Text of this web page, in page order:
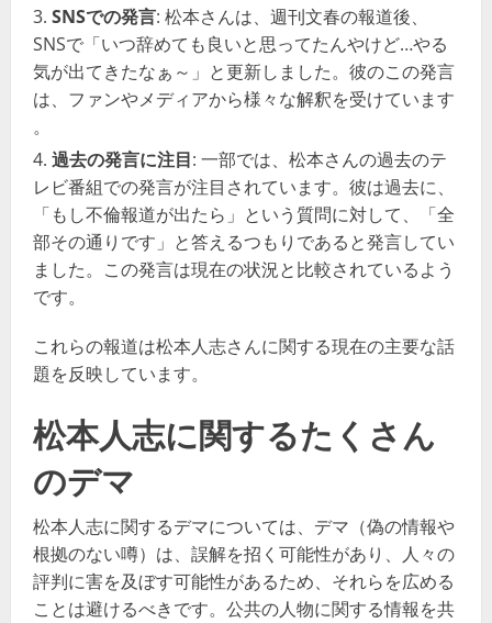
SNSでの発言: 松本さんは、週刊文春の報道後、
SNSで「いつ辞めても良いと思ってたんやけど…やる
気が出てきたなぁ～」と更新しました。彼のこの発言
は、ファンやメディアから様々な解釈を受けています​​
。
過去の発言に注目: 一部では、松本さんの過去のテ
レビ番組での発言が注目されています。彼は過去に、
「もし不倫報道が出たら」という質問に対して、「全
部その通りです」と答えるつもりであると発言してい
ました。この発言は現在の状況と比較されているよう
です​​。
これらの報道は松本人志さんに関する現在の主要な話
題を反映しています。
松本人志に関するたくさん
のデマ
松本人志に関するデマについては、デマ（偽の情報や
根拠のない噂）は、誤解を招く可能性があり、人々の
評判に害を及ぼす可能性があるため、それらを広める
ことは避けるべきです。公共の人物に関する情報を共